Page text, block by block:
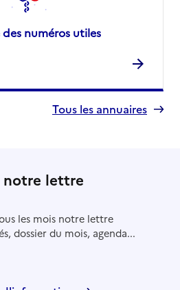
numéros utiles
Tous les annuaires
notre lettre
les mois notre lettre
dossier du mois, agenda...